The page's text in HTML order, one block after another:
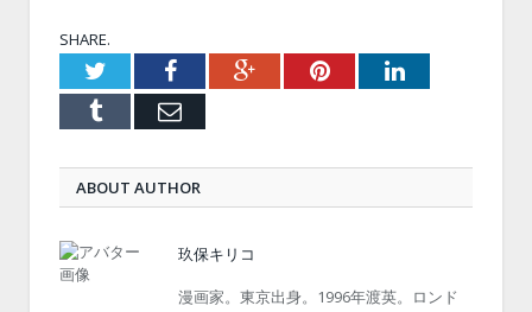
SHARE.
TwitterFacebookGoogle+PinterestLinkedIn
Tumblr Email
ABOUT AUTHOR
玖保キリコ
漫画家。東京出身。1996年渡英。ロンド